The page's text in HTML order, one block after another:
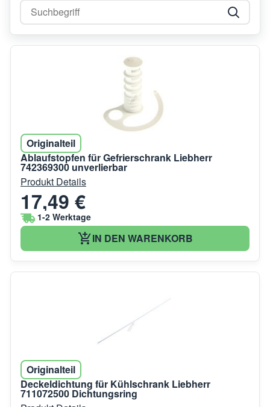
Originalteil
Ablaufstopfen für Gefrierschrank Liebherr
742369300 unverlierbar
Produkt Details
17,49 €
1-2 Werktage
IN DEN WARENKORB
Originalteil
Deckeldichtung für Kühlschrank Liebherr
711072500 Dichtungsring